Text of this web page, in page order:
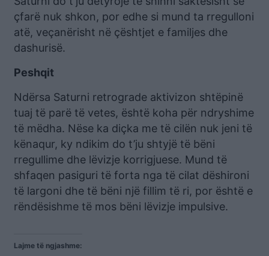
çfarë nuk shkon, por edhe si mund ta rregulloni
atë, veçanërisht në çështjet e familjes dhe
dashurisë.
Peshqit
Ndërsa Saturni retrograde aktivizon shtëpinë
tuaj të parë të vetes, është koha për ndryshime
të mëdha. Nëse ka diçka me të cilën nuk jeni të
kënaqur, ky ndikim do t’ju shtyjë të bëni
rregullime dhe lëvizje korrigjuese. Mund të
shfaqen pasiguri të forta nga të cilat dëshironi
të largoni dhe të bëni një fillim të ri, por është e
rëndësishme të mos bëni lëvizje impulsive.
Lajme të ngjashme: